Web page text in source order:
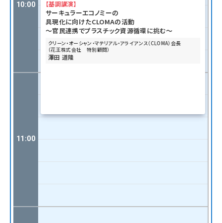
10:00
11:00
【基調講演】
サーキュラーエコノミーの
具現化に向けたCLOMAの活動
～官民連携でプラスチック資源循環に挑む～
クリーン・オーシャン・マテリアル・アライアンス（CLOMA）会長
（花王株式会社 特別顧問）
澤田 道隆